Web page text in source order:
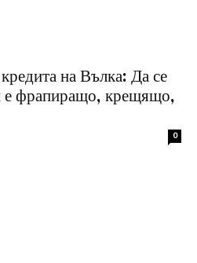
на Вълка: Да се
е фрапиращо, крещящо,
0